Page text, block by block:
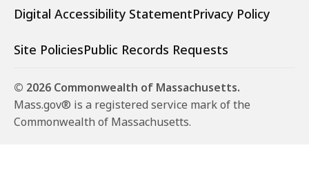
Digital Accessibility StatementPrivacy Policy
Site PoliciesPublic Records Requests
© 2026 Commonwealth of Massachusetts.
Mass.gov® is a registered service mark of the
Commonwealth of Massachusetts.